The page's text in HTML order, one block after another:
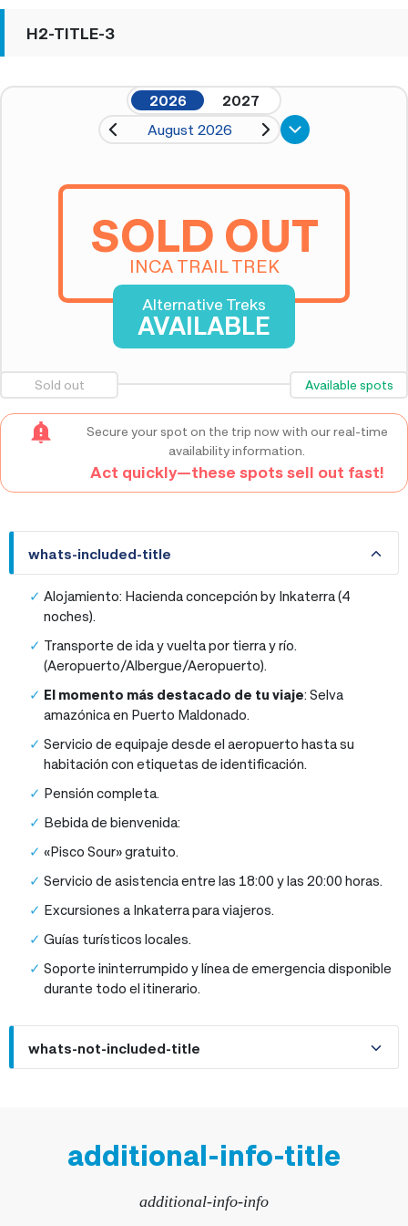
H2-TITLE-3
2026
2027
August 2026
SOLD OUT
INCA TRAIL TREK
Alternative Treks
AVAILABLE
Sold out Available spots
Secure your spot on the trip now with our real-time
availability information.
Act quickly—these spots sell out fast!
whats-included-title
whats-included-title
Alojamiento: Hacienda concepción by Inkaterra (4
noches).
Transporte de ida y vuelta por tierra y río.
(Aeropuerto/Albergue/Aeropuerto).
El momento más destacado de tu viaje: Selva
amazónica en Puerto Maldonado.
Servicio de equipaje desde el aeropuerto hasta su
habitación con etiquetas de identificación.
Pensión completa.
Bebida de bienvenida:
«Pisco Sour» gratuito.
Servicio de asistencia entre las 18:00 y las 20:00 horas.
Excursiones a Inkaterra para viajeros.
Guías turísticos locales.
Soporte ininterrumpido y línea de emergencia disponible
durante todo el itinerario.
whats-not-included-title
additional-info-title
additional-info-info